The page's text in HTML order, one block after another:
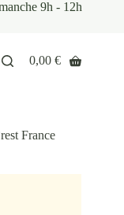
9h - 12h
0,00€
France